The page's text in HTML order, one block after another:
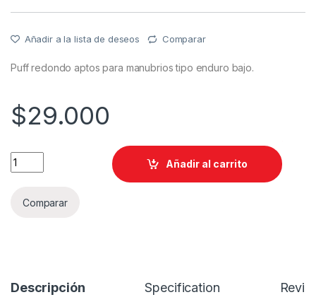
Añadir a la lista de deseos Comparar
Puff redondo aptos para manubrios tipo enduro bajo.
$29.000
PUFF FUZION BAJO AZUL PROTAPER quantity
Añadir al carrito
Comparar
Descripción Specification